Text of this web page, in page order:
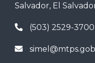
Salvador, El
(503) 2529-3700